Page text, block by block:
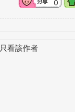
0
只看該作者